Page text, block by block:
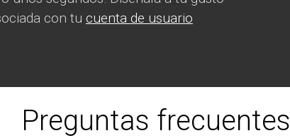
con tu cuenta de usuario
Preguntas frecuentes